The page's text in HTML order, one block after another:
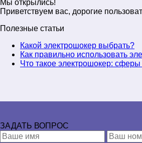
Мы открылись!
Приветствуем вас, дорогие
Полезные статьи
Какой электрошокер выбрать?
Как правильно использовать
Что такое электрошокер:
ЗАДАТЬ ВОПРОС